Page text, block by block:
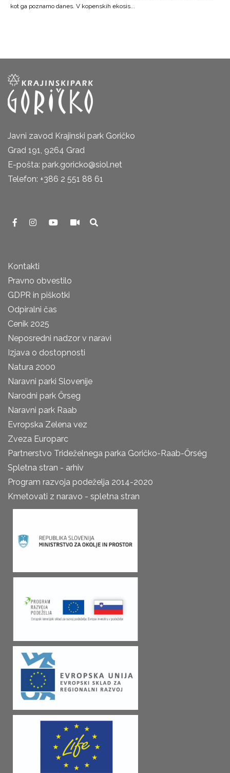
kot ga poznamo danes. V kopenskih ekosis...
Javni zavod Krajinski park Goričko
Grad 191, 9264 Grad
E-pošta: park.goricko@siol.net
Telefon: +386 2 551 88 61
Kontakti
Pravno obvestilo
GDPR in piškotki
Odpiralni čas
Cenik 2025
Neposredni nadzor v naravi
Izjava o dostopnosti
Natura 2000
Naravni parki Slovenije
Narodni park Őrseg
Naravni park Raab
Evropska Zelena vez
Zveza Europarc
Partnerstvo Trideželnega parka Goričko-Raab-Őrség
Spletna stran - arhiv
Program razvoja podeželja 2014-2020
Kmetovati z naravo - spletna stran